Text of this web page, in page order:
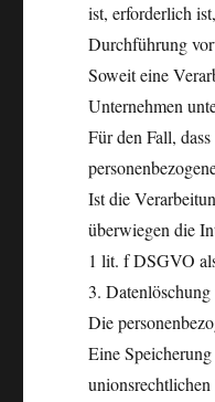
ist, erforderlich
Durchführung
Soweit eine
Unternehmen
Für den Fall,
Ist die
überwiegen die
1 lit. f DSGVO
3.
Die
Eine